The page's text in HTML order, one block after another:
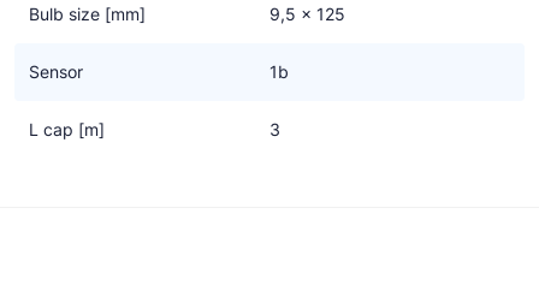
Bulb size [mm] 9,5 x 125
Sensor 1b
L cap [m] 3